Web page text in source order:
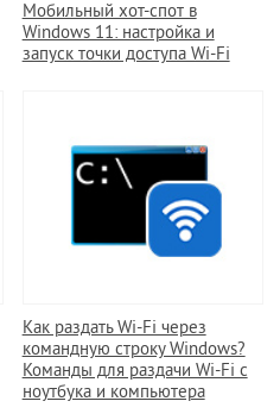
Мобильный хот-спот в
Windows 11: настройка и
запуск точки доступа Wi-Fi
Как раздать Wi-Fi через
командную строку Windows?
Команды для раздачи Wi-Fi с
ноутбука и компьютера